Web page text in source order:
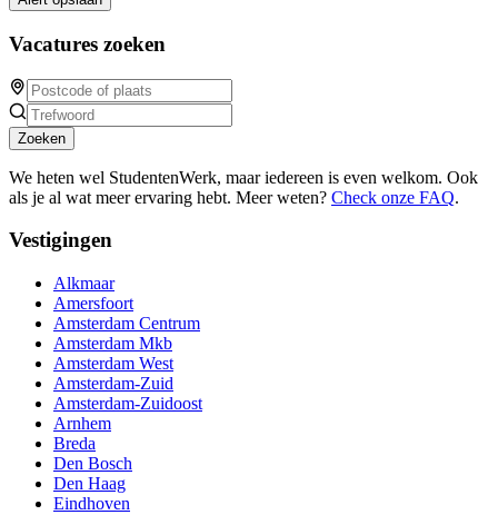
Vacatures zoeken
Zoeken
We heten wel StudentenWerk, maar iedereen is even welkom. Ook
als je al wat meer ervaring hebt. Meer weten? Check onze FAQ.
Vestigingen
Alkmaar
Amersfoort
Amsterdam Centrum
Amsterdam Mkb
Amsterdam West
Amsterdam-Zuid
Amsterdam-Zuidoost
Arnhem
Breda
Den Bosch
Den Haag
Eindhoven